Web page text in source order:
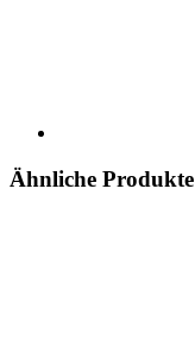
Ähnliche Produkte